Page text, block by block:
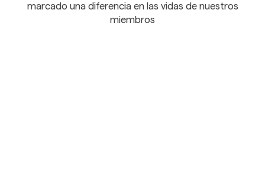
marcado una diferencia en las vidas de nuestros
miembros